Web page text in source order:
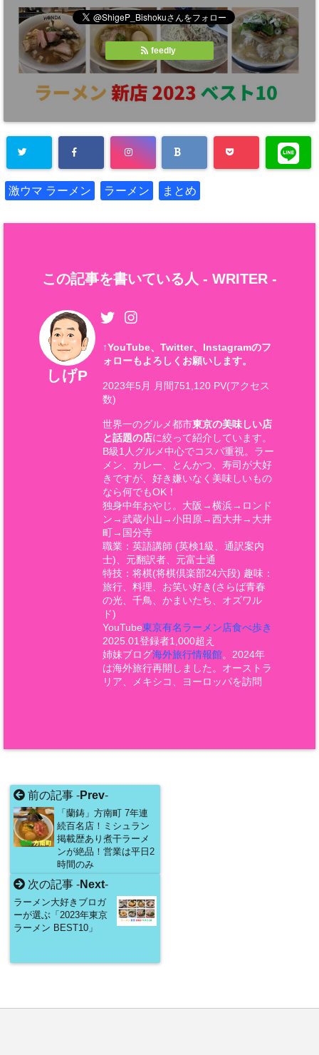
feedly
激ウマ ラーメン ラーメン まとめ
この記事を書いている人 - WRITER -
しげP
↑YouTube、Twitter、Instagramのフ
ォローもよろしくお願いします。
2023年5月 月間751,120 PV(アクセス
数)
世界一のグルメ都市東京の美味しい店
と話題の店に絞って紹介しています。
B級1人グルメ中心でコスパ重視。ラー
メン、カレー、とんかつ、寿司が大好
きですが、好き嫌いなく美味しいもの
なら何でもOK！
独身中年おやじ。大阪→横浜→ロンド
ン→武蔵小山→小田原→西大井→大井
町→国分寺
職業：英語講師 (英検1級、通訳案内
士)、元翻訳者、元富士通
特技：将棋(将棋倶楽部24六段) 趣味：
旅行、料理、お笑い好き(さらば青春
の光、千鳥、かまいたち、オズワル
ド)
YouTube東京有名ラーメン店食べ歩き
2025.01登録者1,000超え
姉妹ブログ海外旅行情報館。2024年
は海外旅行再開しました。オーストラ
リア、メキシコ、ヨーロッパを訪問
前の記事 -Prev-
「蘭鋳」方南町 7年連
続百名店！ミシュラン
掲載歴あり煮干ラーメ
ンが絶品！営業は平日2
時間のみ
次の記事 -Next-
ラーメン大好きブロガ
ーが選ぶ「2023年東京
ラーメン BEST10」